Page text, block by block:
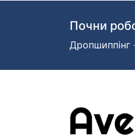
Почни
Дропшиппінг